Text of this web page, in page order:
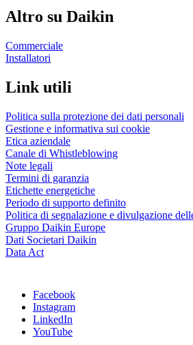
Altro su Daikin
Commerciale
Installatori
Link utili
Politica sulla protezione dei dati personali
Gestione e informativa sui cookie
Etica aziendale
Canale di Whistleblowing
Note legali
Termini di garanzia
Etichette energetiche
Periodo di supporto definito
Politica di segnalazione e divulgazione
Gruppo Daikin Europe
Dati Societari Daikin
Data Act
Facebook
Instagram
LinkedIn
YouTube